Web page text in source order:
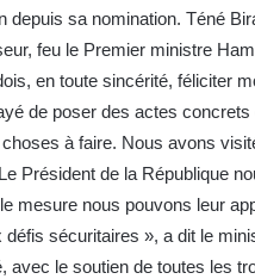
depuis sa nomination. Téné
feu le Premier ministre
en toute sincérité, féliciter
de poser des actes concrets
à faire. Nous avons
Président de la République
mesure nous pouvons leur
sécuritaires », a dit le
avec le soutien de toutes les